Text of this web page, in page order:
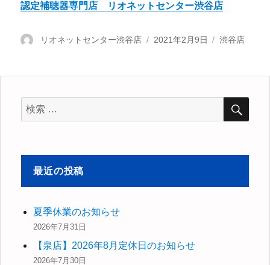
認定補聴器専門店 リオネットセンター渋谷店
投
リオネットセンター渋谷店
投
2021年2月9日
カ
渋谷店
検
索
象:
検
最近の投稿
夏季休業のお知らせ
2026年7月31日
【泉店】2026年8月定休日のお知らせ
2026年7月30日